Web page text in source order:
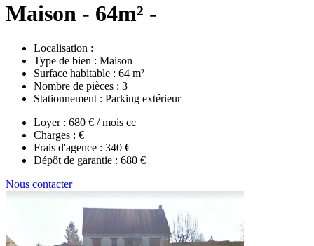
Maison - 64m² -
Localisation :
Type de bien : Maison
Surface habitable : 64 m²
Nombre de pièces : 3
Stationnement : Parking extérieur
Loyer : 680 € / mois cc
Charges : €
Frais d'agence : 340 €
Dépôt de garantie : 680 €
Nous contacter